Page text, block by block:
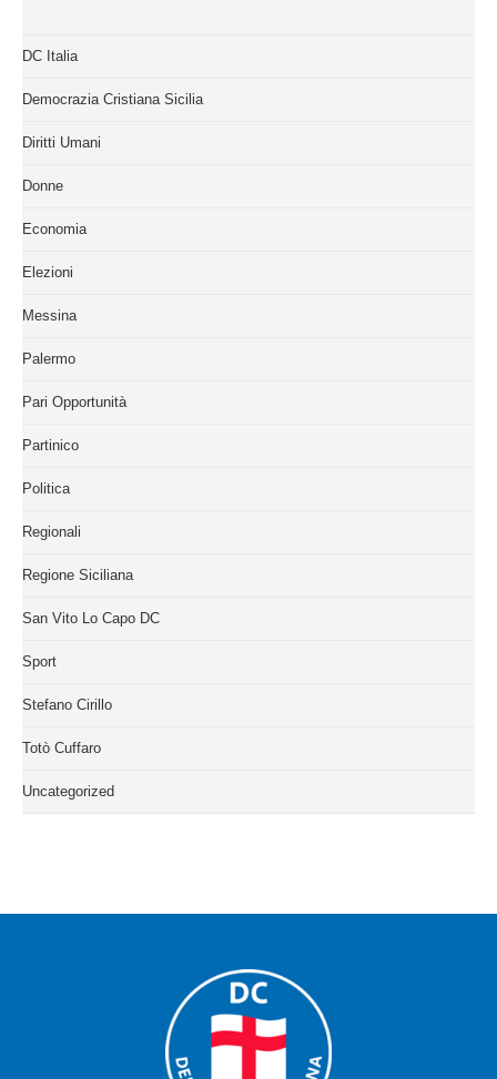
DC Italia
Democrazia Cristiana Sicilia
Diritti Umani
Donne
Economia
Elezioni
Messina
Palermo
Pari Opportunità
Partinico
Politica
Regionali
Regione Siciliana
San Vito Lo Capo DC
Sport
Stefano Cirillo
Totò Cuffaro
Uncategorized